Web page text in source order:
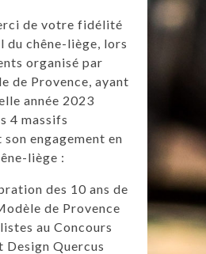
de votre fidélité
du chêne-liège, lors
organisé par
de Provence, ayant
année 2023
4 massifs
engagement en
liège :
des 10 ans de
de Provence
au Concours
Design Quercus